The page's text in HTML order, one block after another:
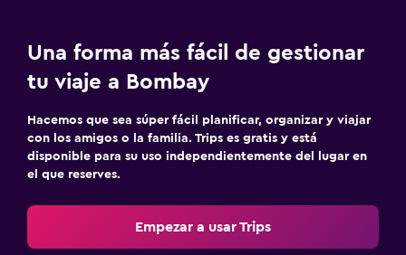
Una forma más fácil de gestionar
tu viaje a Bombay
Hacemos que sea súper fácil planificar, organizar y viajar
con los amigos o la familia. Trips es gratis y está
disponible para su uso independientemente del lugar en
el que reserves.
Empezar a usar Trips